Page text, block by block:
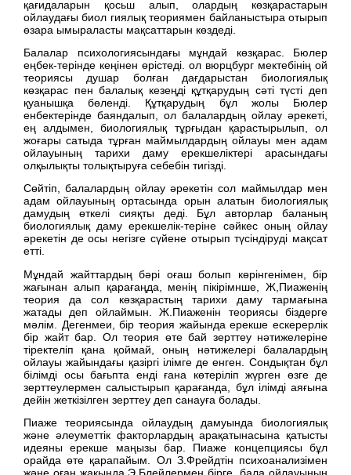
қағидаларын қосьш алып, олардың көзқарастарын
ойлаудағы биол гиялық теориямен байланыстыра отырып
өзара ымыраласты мақсаттарын көздеді.
Балалар психологиясындағы мұндай көзқарас. Бюлер
еңбек-терінде кеңінен өрістеді. ол вюрцбург мектебінің ой
теориясы душар болған дағдарыстан биологиялық
көзқарас пен балалық кезеңді құтқарудың сәті түсті деп
қуанышқа бөленді. Құтқарудың бұл жолы Бюлер
енбектерінде баяндалып, ол балалардың ойлау әрекеті,
ең алдымен, биологиялық тұрғыдан қарастырылып, ол
жоғары сатыда тұрған маймылдардың ойлауы мен адам
ойлауының тарихи даму ерекшеліктері арасындағы
олқылықты толықтыруға себебін тигізді.
Сөйтіп, балалардың ойлау әрекетін сол маймылдар мен
адам ойлауының ортасында орын алатын биологиялық
дамудың өткелі сияқты деді. Бұл авторлар баланың
биологиялық даму ерекшелік-теріне сәйкес оның ойлау
әрекетін де осы негізге сүйене отырып түсіндіруді мақсат
етті.
Мұндай жайттардың бәрі оғаш болып көрінгенімен, бір
жағынан алып қарағаңда, менің пікірімнше, Ж,Пиаженің
теория да сол көзқарастың тарихи даму тармағына
жатады деп ойлаймын. Ж.Пиаженін теориясы біздерге
мәлім. Дегенмеи, бір теория жайында ерекше ескерерлік
бір жайт бар. Ол теория өте бай зерттеу нәтижелеріне
тіректеліп қана қоймай, оның нәтижелері балалардың
ойлауы жайындағы қазіргі ілімге де енген. Сондықтан бұл
білімді осы бағьпта енді ғана көтеріліп жүрген өзге де
зерттеулермен салыстырып қарағанда, бұл ілімді аяғына
дейін жеткізілген зерттеу деп санауға болады.
Пиаже теориясында ойлаудың дамуында биологиялық
және әлеуметтік факторлардың арақатынасына қатысты
идеяны ерекше маңызы бар. Пиаже концепциясы бұл
орайда өте қарапайым. Ол З.Фрейдтін психоанализімен